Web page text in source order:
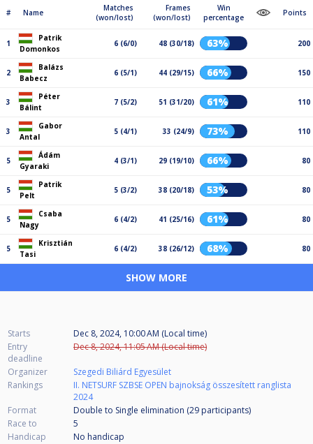
# Name
Matches
(won/lost)
Frames
(won/lost)
Win
percentage
Points
1
Patrik
Domonkos
6 (6/0) 48 (30/18) 63% 200
2
Balázs
Babecz
6 (5/1) 44 (29/15) 66% 150
3
Péter
Bálint
7 (5/2) 51 (31/20) 61% 110
3
Gabor
Antal
5 (4/1) 33 (24/9) 73% 110
5
Ádám
Gyaraki
4 (3/1) 29 (19/10) 66% 80
5
Patrik
Pelt
5 (3/2) 38 (20/18) 53% 80
5
Csaba
Nagy
6 (4/2) 41 (25/16) 61% 80
5
Krisztián
Tasi
6 (4/2) 38 (26/12) 68% 80
SHOW MORE
Starts
Dec 8, 2024, 10:00 AM (Local time)
Entry
deadline
Dec 8, 2024, 11:05 AM (Local time)
Organizer
Szegedi Biliárd Egyesület
Rankings
II. NETSURF SZBSE OPEN bajnokság összesített ranglista
2024
Format
Double to Single elimination (29 participants)
Race to
5
Handicap
No handicap